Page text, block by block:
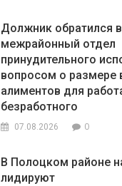
Должник обратился
межрайонный отдел
принудительного
вопросом о размере
алиментов для
безработного
07.08.2026 0
В Полоцком районе
лидируют